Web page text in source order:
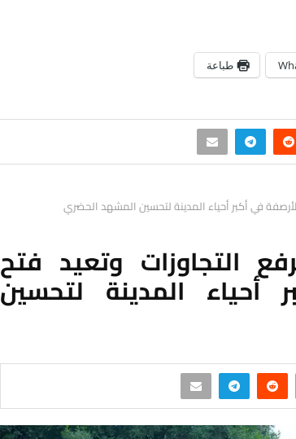
طباعة
الأرصفة في أكبر أحياء المدينة لتحسين المشهد الحضري
التجاوزات وتعيد فتح
أحياء المدينة لتحسين